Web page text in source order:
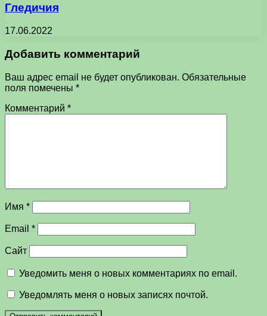
Гледичия
17.06.2022
Добавить комментарий
Ваш адрес email не будет опубликован. Обязательные
поля помечены *
Комментарий *
Имя *
Email *
Сайт
Уведомить меня о новых комментариях по email.
Уведомлять меня о новых записях почтой.